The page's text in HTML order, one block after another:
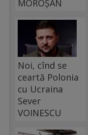
MOROȘAN
Noi, cînd se
ceartă Polonia
cu Ucraina
Sever
VOINESCU